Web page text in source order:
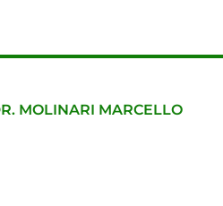
MOLINARI MARCELLO